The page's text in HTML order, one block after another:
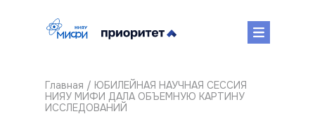
Главная / ЮБИЛЕЙНАЯ НАУЧНАЯ СЕССИЯ
НИЯУ МИФИ ДАЛА ОБЪЕМНУЮ КАРТИНУ
ИССЛЕДОВАНИЙ